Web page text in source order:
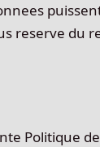
reserve du
Politique